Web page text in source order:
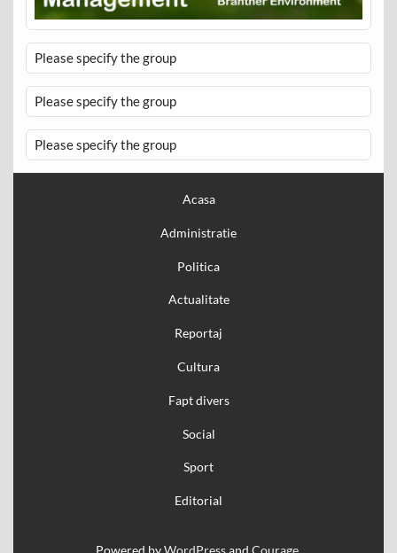
Please specify the group
Please specify the group
Please specify the group
Acasa
Administratie
Politica
Actualitate
Reportaj
Cultura
Fapt divers
Social
Sport
Editorial